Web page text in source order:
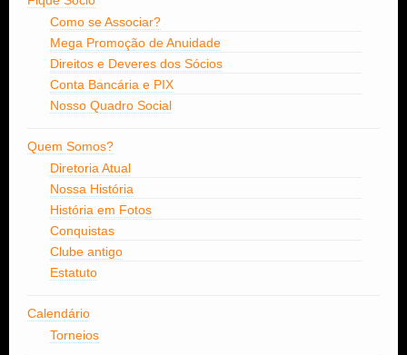
Como se Associar?
Mega Promoção de Anuidade
Direitos e Deveres dos Sócios
Conta Bancária e PIX
Nosso Quadro Social
Quem Somos?
Diretoria Atual
Nossa História
História em Fotos
Conquistas
Clube antigo
Estatuto
Calendário
Torneios